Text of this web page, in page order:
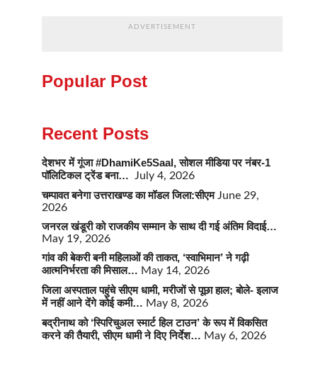
ADVERTISEMENT
Popular Post
Recent Posts
देशभर में गूंजा #DhamiKe5Saal, सोशल मीडिया पर नंबर-1
पॉलिटिकल ट्रेंड बना…
July 4, 2026
चम्पावत बनेगा उत्तराखण्ड का मॉडल जिला:सीएम June 29,
2026
जनरल खंडूरी को राजकीय सम्मान के साथ दी गई अंतिम विदाई…
May 19, 2026
गांव की बेकरी बनी महिलाओं की ताकत, ‘स्वाभिमान’ ने गढ़ी
आत्मनिर्भरता की मिसाल… May 14, 2026
जिला अस्पताल पहुंचे सीएम धामी, मरीजों से पूछा हाल; बोले- इलाज
में नहीं आने देंगे कोई कमी… May 8, 2026
बद्रीनाथ को ‘स्पिरिचुअल स्मार्ट हिल टाउन’ के रूप में विकसित
करने की तैयारी, सीएम धामी ने दिए निर्देश… May 6, 2026